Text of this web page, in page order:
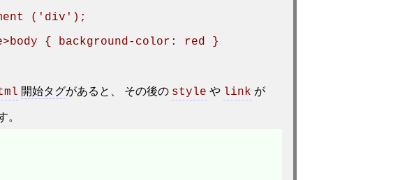
('div');
{ background-color: red }
開始タグがあると、 その後の style や link が
。